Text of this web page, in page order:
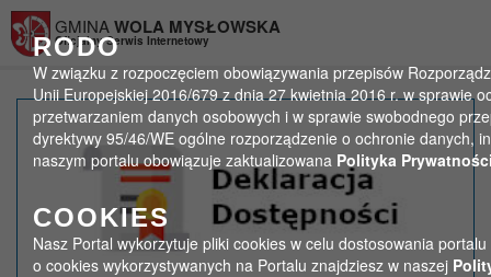
RODO
W związku z rozpoczęciem obowiązywania przepisów
Unii Europejskiej 2016/679 z dnia 27 kwietnia 2016 r. w sprawie
przetwarzaniem danych osobowych i w sprawie swobodnego
dyrektywy 95/46/WE ogólne rozporządzenie o ochronie danych,
naszym portalu obowiązuje zaktualizowana Polityka
COOKIES
Nasz Portal wykorzytuje pliki cookies w celu dostosowania
o cookies wykorzystywanych na Portalu znajdziesz w naszej
GMINA WOLA MYSŁOWSKA
Oficjalny Serwis Internetowy
Program Domowa
Opieka Medyczna
Strona główna > Ogłoszenia >
Program Domowa Opieka Medyczna